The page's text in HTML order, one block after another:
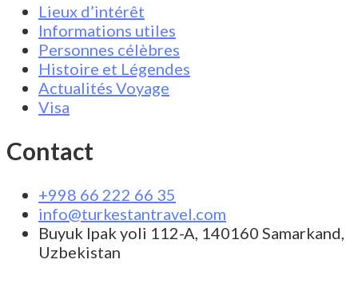
Lieux d’intérêt
Informations utiles
Personnes célèbres
Histoire et Légendes
Actualités Voyage
Visa
Contact
+998 66 222 66 35
info@turkestantravel.com
Buyuk Ipak yoli 112-A, 140160 Samarkand,
Uzbekistan